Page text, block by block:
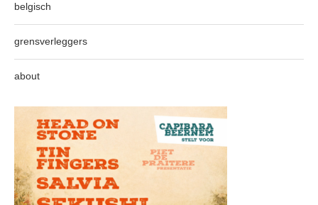
belgisch
grensverleggers
about